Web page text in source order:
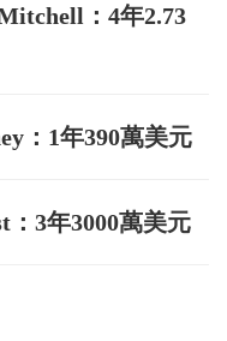
：4年2.73
：1年390萬美元
：3年3000萬美元